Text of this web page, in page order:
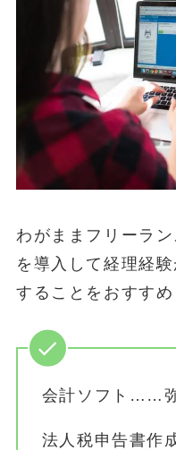
わがままフリーラ
を導入して経理経
することをおすすめ
会計ソフト……弥
法人税申告書作